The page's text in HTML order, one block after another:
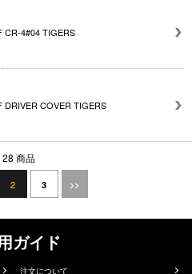
CR-4#04 TIGERS
DRIVER COVER TIGERS
28 商品
2 3 >>
ガイド
注文について